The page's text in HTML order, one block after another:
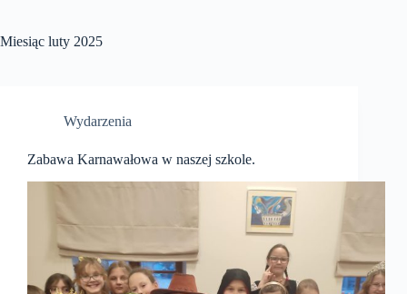
Miesiąc luty 2025
Wydarzenia
Zabawa Karnawałowa w naszej szkole.